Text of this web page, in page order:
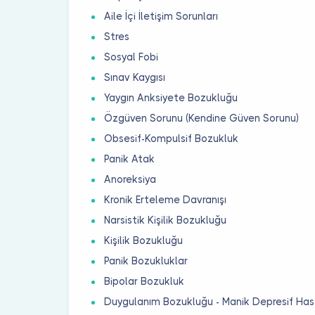
Aile İçi İletişim Sorunları
Stres
Sosyal Fobi
Sınav Kaygısı
Yaygın Anksiyete Bozukluğu
Özgüven Sorunu (Kendine Güven Sorunu)
Obsesif-Kompulsif Bozukluk
Panik Atak
Anoreksiya
Kronik Erteleme Davranışı
Narsistik Kişilik Bozukluğu
Kişilik Bozukluğu
Panik Bozukluklar
Bipolar Bozukluk
Duygulanım Bozukluğu - Manik Depresif